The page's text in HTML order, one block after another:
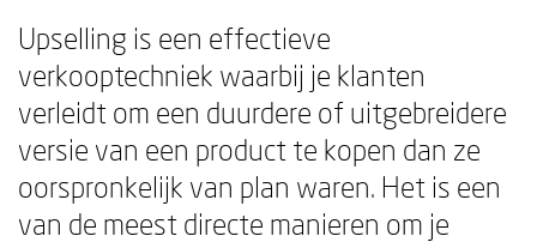
Upselling is een effectieve
verkooptechniek waarbij je klanten
verleidt om een duurdere of uitgebreidere
versie van een product te kopen dan ze
oorspronkelijk van plan waren. Het is een
van de meest directe manieren om je